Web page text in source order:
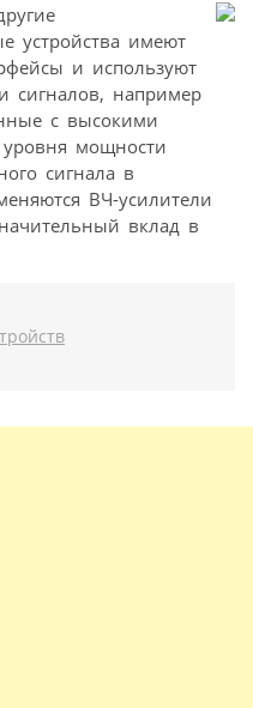
устройства имеют
и используют
сигналов, например
с высокими
мощности
сигнала в
ВЧ-усилители
вклад в